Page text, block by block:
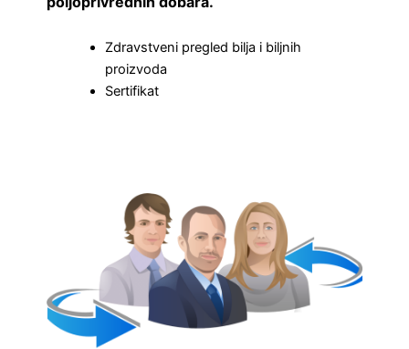
Zdravstveni pregled bilja i biljnih
proizvoda
Sertifikat